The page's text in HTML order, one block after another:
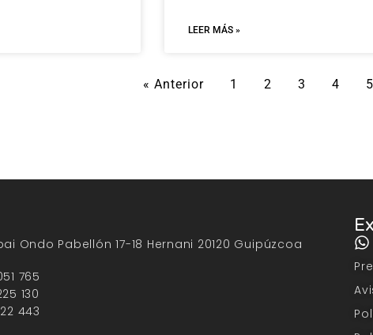
LEER MÁS »
« Anterior 1 2 3 4 5
Ondo Pabellón 17-18 Hernani 20120 Guipúzcoa
765
130
443